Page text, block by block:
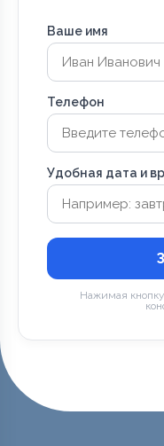
Ваше имя
Телефон
Удобная дата и
Нажимая